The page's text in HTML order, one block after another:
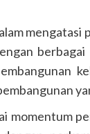
mengatasi
momentum
Congki01 14